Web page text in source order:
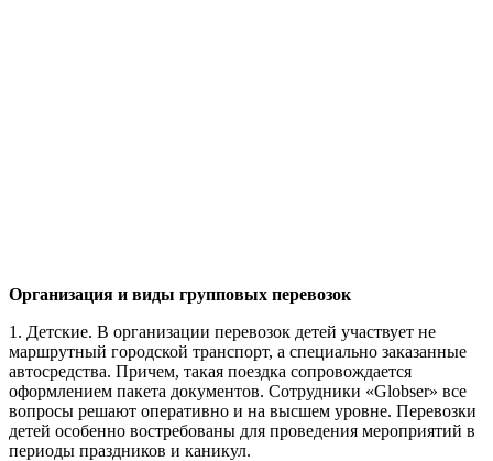
Организация и виды групповых перевозок
1. Детские. В организации перевозок детей участвует не
маршрутный городской транспорт, а специально заказанные
автосредства. Причем, такая поездка сопровождается
оформлением пакета документов. Сотрудники «Globser» все
вопросы решают оперативно и на высшем уровне. Перевозки
детей особенно востребованы для проведения мероприятий в
периоды праздников и каникул.